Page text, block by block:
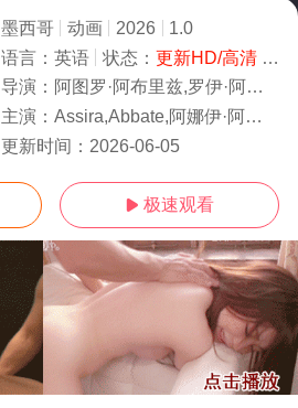
墨西哥 动画 2026
1.0
语言： 英语 状态： 更新HD/高清- 免费在线观看
导演： 阿图罗·阿布里兹,罗伊·阿布里兹
主演： Assira,Abbate,阿娜伊·阿卢埃,阿图罗·阿布里兹,Lourdes,Ambriz,罗伊·阿布里兹
更新时间： 2026-06-05
 极速观看